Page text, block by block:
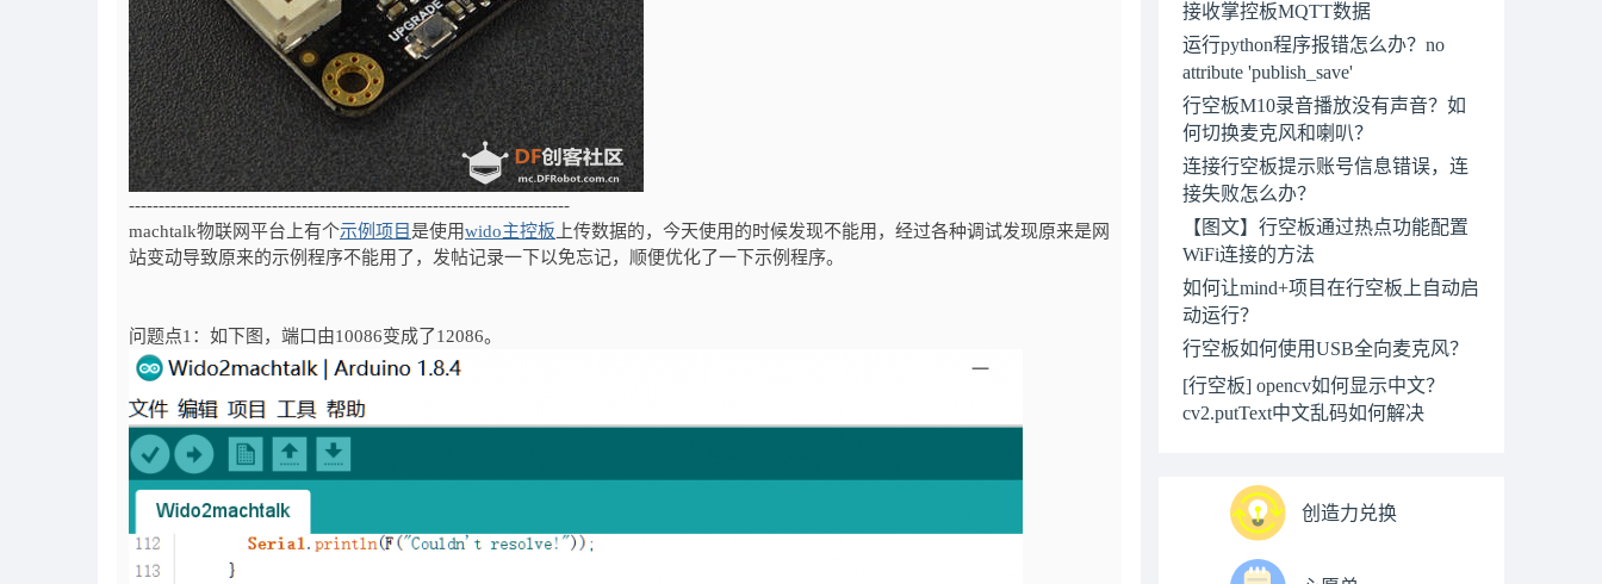
--------------------------------------------------------------------------
machtalk物联网平台上有个示例项目 是使用wido主控板 上传数据的，今天使用的时候发现不能用，经过各种调试发现原来是网
站变动导致原来的示例程序不能用了，发帖记录一下以免忘记，顺便优化了一下示例程序。
问题点1：如下图，端口由10086变成了12086。
接收掌控板MQTT数据
运行python程序报错怎么办？no
attribute 'publish_save'
行空板M10录音播放没有声音？如
何切换麦克风和喇叭？
连接行空板提示账号信息错误，连
接失败怎么办？
【图文】行空板通过热点功能配置
WiFi连接的方法
如何让mind+项目在行空板上自动启
动运行？
行空板如何使用USB全向麦克风？
[行空板] opencv如何显示中文？
cv2.putText中文乱码如何解决
创造力兑换